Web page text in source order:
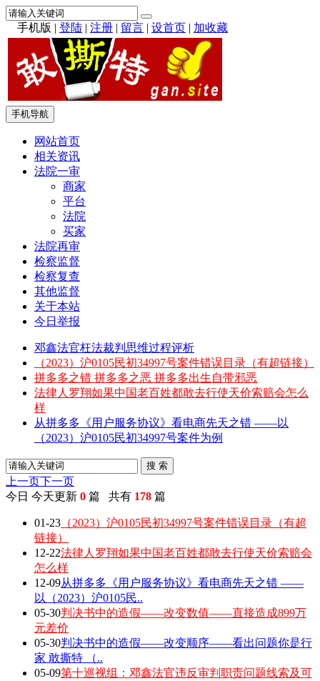
手机版 | 登陆 | 注册 | 留言 | 设首页 | 加收藏
手机导航
网站首页
相关资讯
法院一审
商家
平台
法院
买家
法院再审
检察监督
检察复查
其他监督
关于本站
今日举报
邓鑫法官枉法裁判思维过程评析
（2023）沪0105民初34997号案件错误目录（有超链接）
拼多多之错 拼多多之恶 拼多多出生自带邪恶
法律人罗翔如果中国老百姓都敢去行使天价索赔会怎么
样
从拼多多《用户服务协议》看电商先天之错 ——以
（2023）沪0105民初34997号案件为例
搜 索
上一页下一页
今日 今天更新 0 篇 共有 178 篇
01-23 （2023）沪0105民初34997号案件错误目录（有超
链接）
12-22法律人罗翔如果中国老百姓都敢去行使天价索赔会
怎么样
12-09从拼多多《用户服务协议》看电商先天之错 ——
以（2023）沪0105民..
05-30判决书中的造假——改变数值——直接造成899万
元差价
05-30判决书中的造假——改变顺序——看出问题你是行
家 敢撕特 （..
05-09第十巡视组：邓鑫法官违反审判职责问题线索及可